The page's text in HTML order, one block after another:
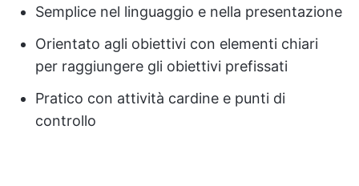
Semplice nel linguaggio e nella presentazione
Orientato agli obiettivi con elementi chiari
per raggiungere gli obiettivi prefissati
Pratico con attività cardine e punti di
controllo